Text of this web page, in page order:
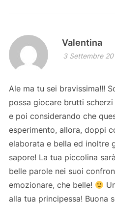
Valentina
3 Settembre
Ale ma tu sei bravissima!!!
possa giocare brutti
e poi considerando che
esperimento, allora, doppi
elaborata e bella ed inoltre
sapore! La tua piccolina
belle parole nei suoi
emozionare, che belle!
alla tua principessa! Buona